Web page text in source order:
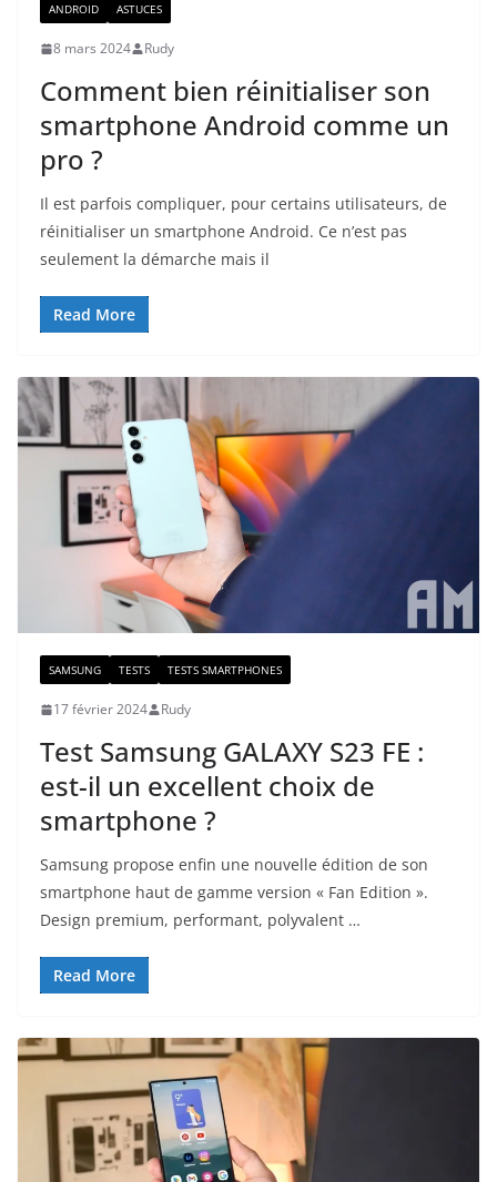
ANDROID ASTUCES
8 mars 2024 Rudy
Comment bien réinitialiser son
smartphone Android comme un
pro ?
Il est parfois compliquer, pour certains utilisateurs, de
réinitialiser un smartphone Android. Ce n’est pas
seulement la démarche mais il
Read More
SAMSUNG TESTS TESTS SMARTPHONES
17 février 2024 Rudy
Test Samsung GALAXY S23 FE :
est-il un excellent choix de
smartphone ?
Samsung propose enfin une nouvelle édition de son
smartphone haut de gamme version « Fan Edition ».
Design premium, performant, polyvalent …
Read More